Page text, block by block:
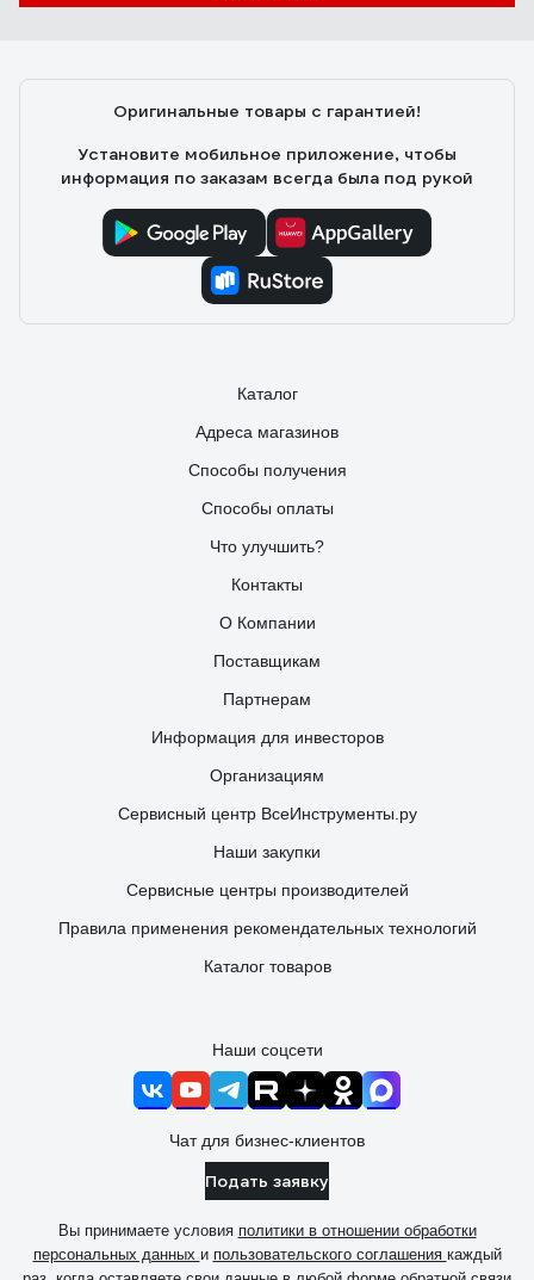
Оригинальные товары с гарантией!
Установите мобильное приложение, чтобы
информация по заказам всегда была под рукой
Каталог
Адреса магазинов
Способы получения
Способы оплаты
Что улучшить?
Контакты
О Компании
Поставщикам
Партнерам
Информация для инвесторов
Организациям
Сервисный центр ВсеИнструменты.ру
Наши закупки
Сервисные центры производителей
Правила применения рекомендательных технологий
Каталог товаров
Наши соцсети
Чат для бизнес-клиентов
Подать заявку
Вы принимаете условия политики в отношении обработки
персональных данных и пользовательского соглашения каждый